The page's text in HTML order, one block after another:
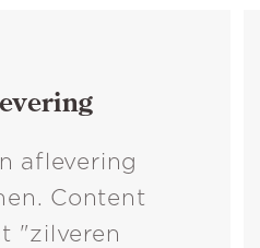
aflevering
Content
"zilveren